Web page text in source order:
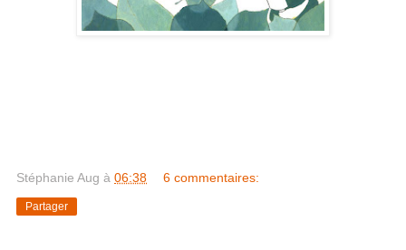
Stéphanie Aug à 06:38 6 commentaires:
Partager